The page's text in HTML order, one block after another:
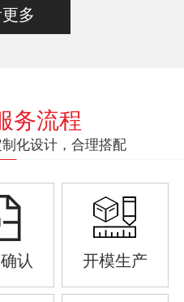
多
务流程
化设计，合理搭配
认 开模生产